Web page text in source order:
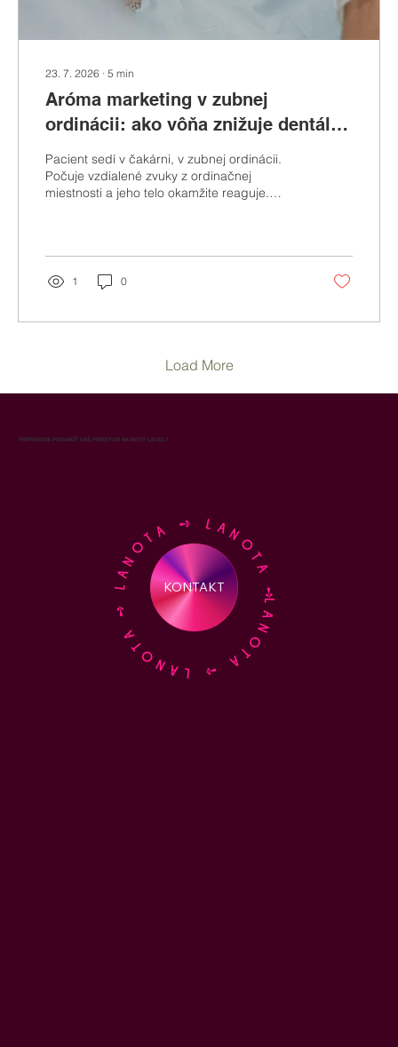
23. 7. 2026 ∙ 5 min
Aróma marketing v zubnej
ordinácii: ako vôňa znižuje dentálnu
pacientov
Pacient sedí v čakárni, v zubnej ordinácii.
Počuje vzdialené zvuky z ordinačnej
miestnosti a jeho telo okamžite reaguje.
interiér. Prišiel príliš neskoro a mozog už
rozhodol, že je v ohrození. Tento
mechanizmus pozná každý zubár a väčšina z
Opak je pravdou. TLDR / Aróma marketing v
1 0
Load More
LANOTA ➺ LANOTA ➺ LANOTA ➺ LANOTA ➺
KONTAKT
PRIPRAVENÍ POSUNÚŤ VÁŠ PRIESTOR NA NOVÝ LEVEL?